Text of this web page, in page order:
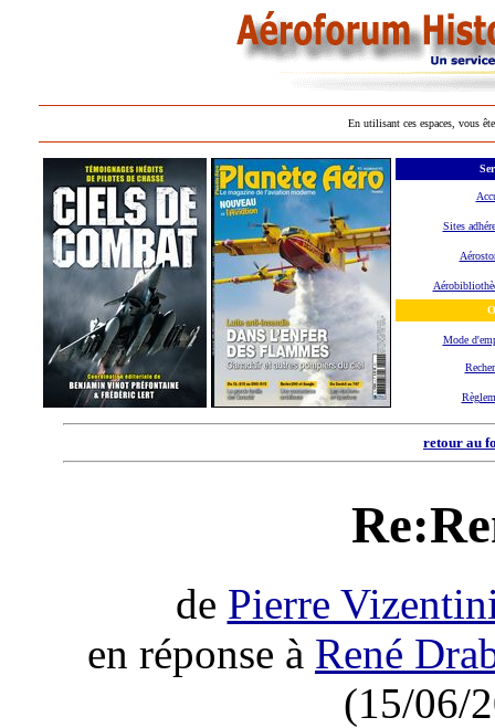
En utilisant ces espaces, vous
Sites
Mode
retour au
de Pierre
en réponse à René
(15/06/